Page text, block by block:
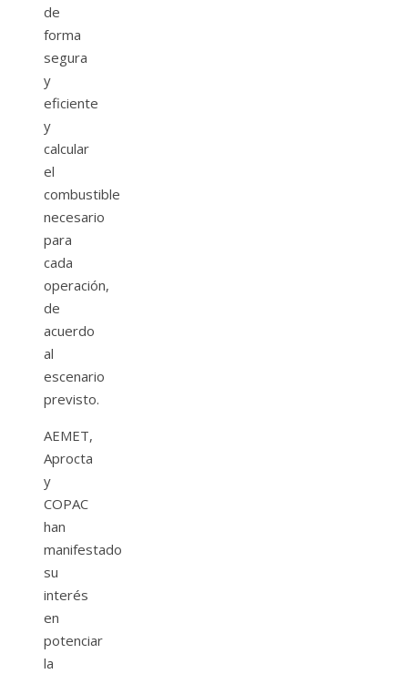
de
forma
segura
y
eficiente
y
calcular
el
combustible
necesario
para
cada
operación,
de
acuerdo
al
escenario
previsto.
AEMET,
Aprocta
y
COPAC
han
manifestado
su
interés
en
potenciar
la